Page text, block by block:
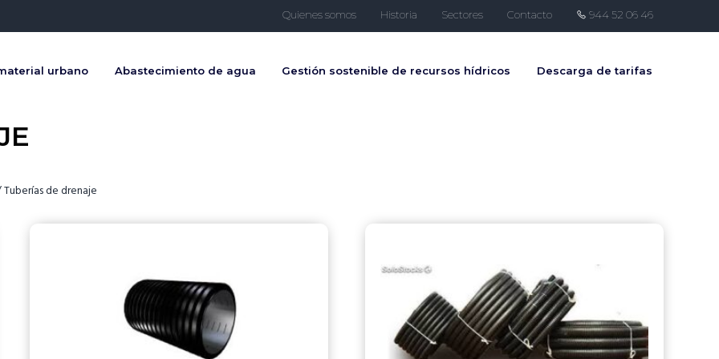
urbano Abastecimiento de agua Gestión sostenible de recursos hídricos Descarga de tarifas
Quienes somos Historia Sectores Contacto 944 52 06 46
Tuberías de drenaje